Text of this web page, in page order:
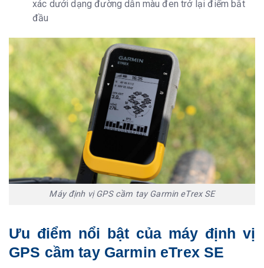
Thông báo thông
minh trên thiết bị
v
Dự báo thời tiết
Tính năng theo dõi và an toàn
Livetrack
v
Tính năng chiến thuật
Tọa độ lưới kép
v
Giải trí ngoài trời
Điều hướng điểm
Thông tin mặt trời
và mặt trăng
v
yes (Geocache Live)
xác dưới dạng đường dẫn màu đen trở lại điểm bắt
đầu
Máy định vị GPS cầm tay Garmin eTrex SE
Ưu điểm nổi bật của máy định vị
GPS cầm tay Garmin eTrex SE